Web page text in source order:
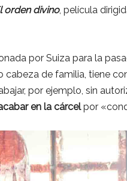
orden divino, película
por Suiza para la
cabeza de familia, tiene
por ejemplo, sin
en la cárcelpor